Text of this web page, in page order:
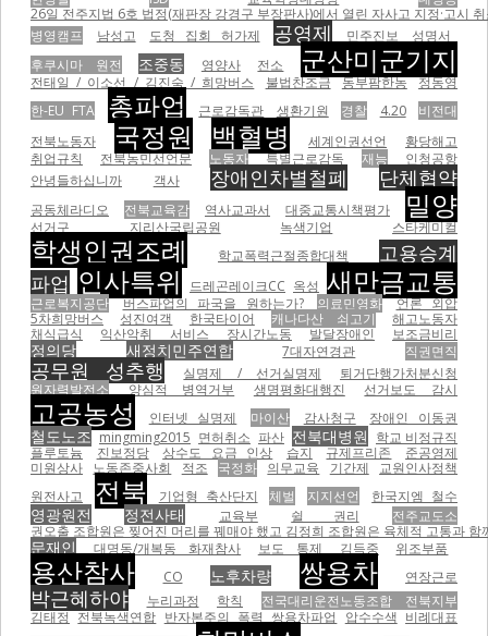
26일 전주지법 6호 법정(재판장 강경구 부장판사)에서 열린 자사고 지정·고시
병영캠프
남성고 도청 집회 허가제 공영제 민주진보
성명서
후쿠시마 원전
조중동 영양사 전소 군산미군기지
전태일 / 이소선 / 김진숙 / 희망버스 불법찬조금 동부팜한농
정동영
한-EU FTA
총파업 근로감독관 생환기원 경찰 4.20
비전대
전북노동자
국정원 백혈병 세계인권선언
황당해고
취업규칙
전북농민선언문 노동자 특별근로감독 재능
인청공항
안녕들하십니까
객사 장애인차별철폐 단체협약
공동체라디오 전북교육감 역사교과서 대중교통시책평가 밀양
선거구 지리산국립공원 녹색기업 스타케미컬
학생인권조례 학교폭력근절종합대책
고용승계
파업 인사특위 드레곤레이크CC 옥성 새만금교통
근로복지공단 버스파업의 파국을 원하는가? 의료민영화
언론 외압
5차희망버스
성진여객 한국타이어 캐나다산 쇠고기
해고노동자
채식급식
익산악취 서비스 장시간노동 발달장애인 보조금비리
정의당 새정치민주연합 7대자연경관 직권면직
공무원 성추행 실명제 / 선거실명제
퇴거단행가처분신청
원자력발전소
양심적 병역거부 생명평화대행진 선거보도 감시
고공농성 인터넷 실명제 마이산 감사청구 장애인 이동권
철도노조 mingming2015 면허취소 파산 전북대병원 학교 비정규직
플루토늄
진보정당 상수도 요금 인상 습지 규제프리존
준공영제
미원상사 노동존중사회 적조 국정화 의무교육 기간제
교원인사정책
원전사고
전북 기업형 축산단지 체벌 지지선언 한국지엠 철수
영광원전 정전사태 교육부 쉴 권리
전주교도소
권오출 조합원은 찢어진 머리를 꿰매야 했고 김정희 조합원은 육체적 고통과
문재인 대명동/개복동 화재참사 보도 통제 김득중 위조부품
용산참사 CO 노후차량 쌍용차 연장근로
박근혜하야 누리과정 학칙
전국대리운전노동조합 전북지부
김태정 전북녹색연합 반자본주의 폭력 쌍용차파업 압수수색 비례대표